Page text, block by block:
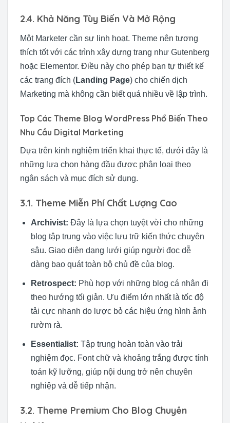
2.4. Khả Năng Tùy Biến Và Mở Rộng
Một Marketer cần sự linh hoạt. Theme nên tương
thích tốt với các trình xây dựng trang như Gutenberg
hoặc Elementor. Điều này cho phép bạn tự thiết kế
các trang đích (Landing Page) cho chiến dịch
Marketing mà không cần biết quá nhiều về lập trình.
Top Các Theme Blog WordPress Phổ Biến Theo
Nhu Cầu Digital Marketing
Dựa trên kinh nghiệm triển khai thực tế, dưới đây là
những lựa chọn hàng đầu được phân loại theo
ngân sách và mục đích sử dụng.
3.1. Theme Miễn Phí Chất Lượng Cao
Archivist: Đây là lựa chọn tuyệt vời cho những
blog tập trung vào việc lưu trữ kiến thức chuyên
sâu. Giao diện dạng lưới giúp người đọc dễ
dàng bao quát toàn bộ chủ đề của blog.
Retrospect: Phù hợp với những blog cá nhân đi
theo hướng tối giản. Ưu điểm lớn nhất là tốc độ
tải cực nhanh do lược bỏ các hiệu ứng hình ảnh
rườm rà.
Essentialist: Tập trung hoàn toàn vào trải
nghiệm đọc. Font chữ và khoảng trắng được tính
toán kỹ lưỡng, giúp nội dung trở nên chuyên
nghiệp và dễ tiếp nhận.
3.2. Theme Premium Cho Blog Chuyên